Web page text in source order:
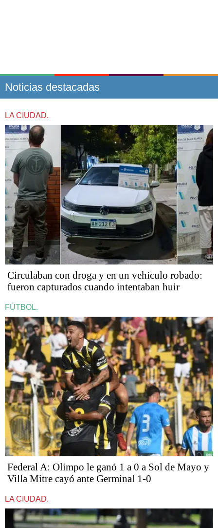
Noticias destacadas
LA CIUDAD.
Circulaban con droga y en un vehículo robado:
fueron capturados cuando intentaban huir
FÚTBOL.
Federal A: Olimpo le ganó 1 a 0 a Sol de Mayo y
Villa Mitre cayó ante Germinal 1-0
LA CIUDAD.